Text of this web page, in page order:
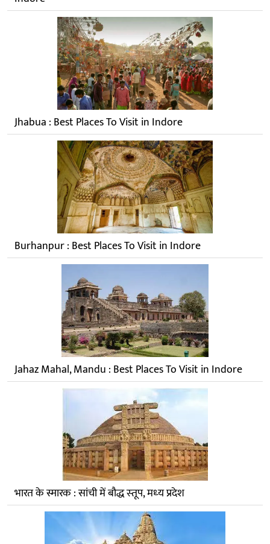
Jhabua : Best Places To Visit in Indore
Burhanpur : Best Places To Visit in Indore
Jahaz Mahal, Mandu : Best Places To Visit in Indore
भारत के स्मारक : सांची में बौद्ध स्‍तूप, मध्‍य प्रदेश